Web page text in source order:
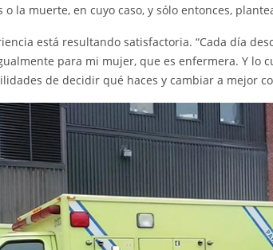
la muerte, en cuyo caso, y sólo entonces,
está resultando satisfactoria. “Cada día
para mi mujer, que es enfermera. Y lo
de decidir qué haces y cambiar a mejor